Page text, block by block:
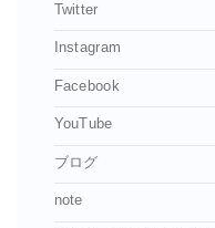
Twitter
Instagram
Facebook
YouTube
ブログ
note